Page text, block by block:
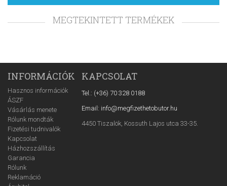
MEGTEKINTETT TERMÉKEK
INFORMÁCIÓK
Hasznos információk
ÁSZF
Vásárlás menete
Rólunk mondták
Fizetési tudnivalók
Kapcsolat
Házhozszállítás
Garancia
Rólunk
Reklamáció
KAPCSOLAT
Tel.: (+36) 70 328 0188
Email: info@megfizethetobutor.hu
4450 Tiszalök, Kossuth Lajos utca 33-35.